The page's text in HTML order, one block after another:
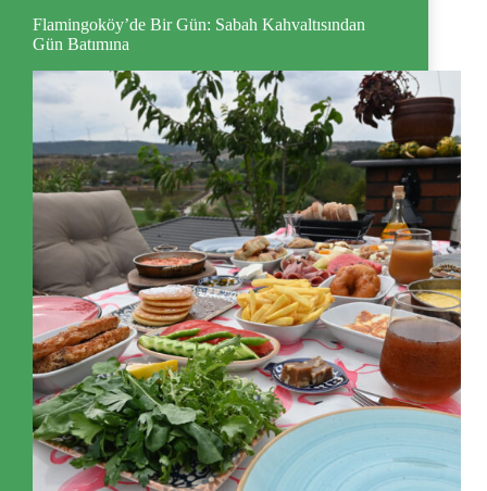
Flamingoköy’de Bir Gün: Sabah Kahvaltısından
Gün Batımına